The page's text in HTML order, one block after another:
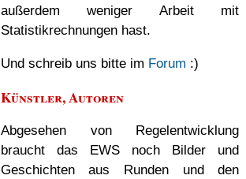
außerdem weniger Arbeit mit
Statistikrechnungen hast.
Und schreib uns bitte im Forum :)
Künstler, Autoren
Abgesehen von Regelentwicklung
braucht das EWS noch Bilder und
Geschichten aus Runden und den